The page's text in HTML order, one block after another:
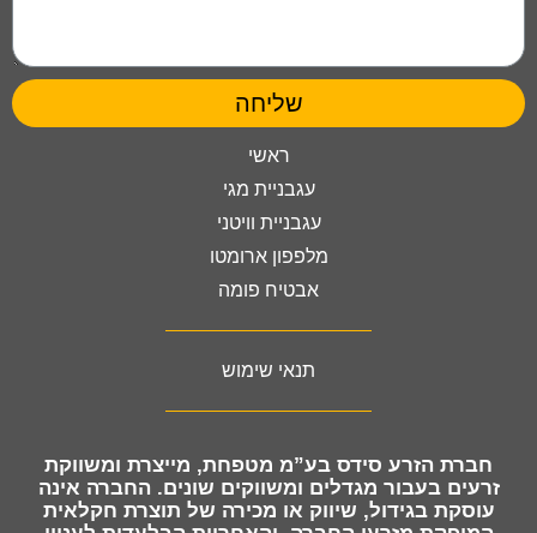
שליחה
ראשי
עגבניית מגי
עגבניית וויטני
מלפפון ארומטו
אבטיח פומה
תנאי שימוש
חברת הזרע סידס בע”מ מטפחת, מייצרת ומשווקת
זרעיםבעבור מגדלים ומשווקים שונים. החברה אינה
עוסקת בגידול, שיווק או מכירה של תוצרת חקלאית